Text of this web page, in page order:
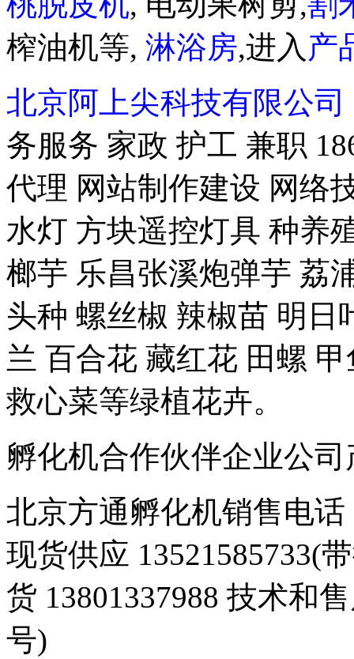
榨油机等, 淋浴房,进入 产
北京阿上尖科技有限公司
务服务 家政 护工 兼职
代理 网站制作建设 网络
水灯 方块遥控灯具 种养
榔芋 乐昌张溪炮弹芋 荔
头种 螺丝椒 辣椒苗 明日
兰 百合花 藏红花 田螺
救心菜等绿植花卉。
孵化机合作伙伴企业公
北京方通孵化机销售电话
现货供应 13521585733(
货 13801337988 技术和
号)